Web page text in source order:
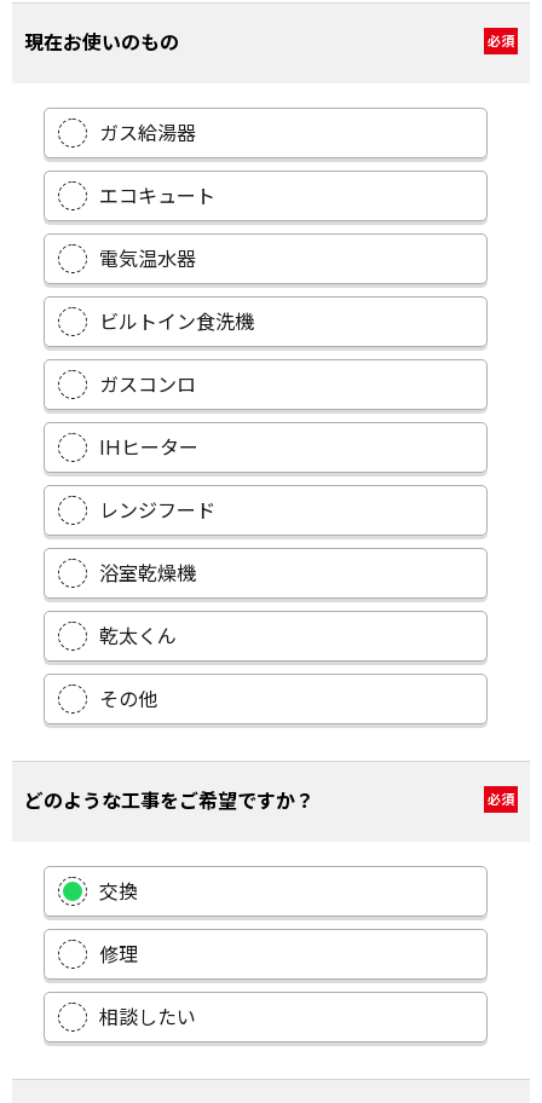
現在お使いのもの 必須
ガス給湯器
エコキュート
電気温水器
ビルトイン食洗機
ガスコンロ
IHヒーター
レンジフード
浴室乾燥機
乾太くん
その他
どのような工事をご希望ですか？ 必須
交換
修理
相談したい